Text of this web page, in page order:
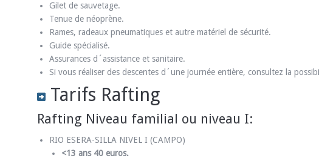
Gilet de sauvetage.
Tenue de néoprène.
Rames, radeaux pneumatiques et autre matériel de sécurité.
Guide spécialisé.
Assurances d´assistance et sanitaire.
Si vous réaliser des descentes d´une journée entière, consultez la
Tarifs Rafting
Rafting Niveau familial ou niveau I:
RIO ESERA-SILLA NIVEL I (CAMPO)
<13 ans 40 euros.